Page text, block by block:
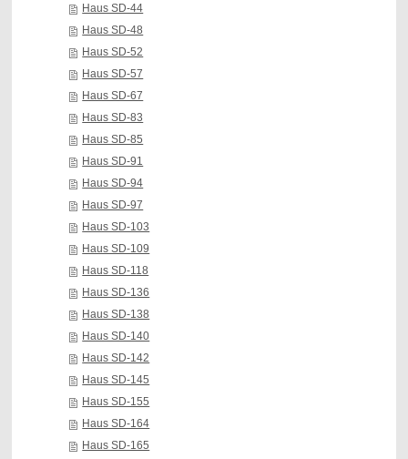
Haus SD-44
Haus SD-48
Haus SD-52
Haus SD-57
Haus SD-67
Haus SD-83
Haus SD-85
Haus SD-91
Haus SD-94
Haus SD-97
Haus SD-103
Haus SD-109
Haus SD-118
Haus SD-136
Haus SD-138
Haus SD-140
Haus SD-142
Haus SD-145
Haus SD-155
Haus SD-164
Haus SD-165